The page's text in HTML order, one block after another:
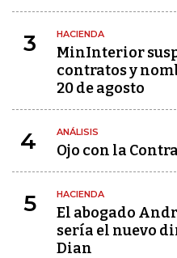
3 HACIENDA
MinInterior
contratos y
20 de agosto
4 ANÁLISIS
Ojo con la
5 HACIENDA
El abogado
sería el nuevo
Dian